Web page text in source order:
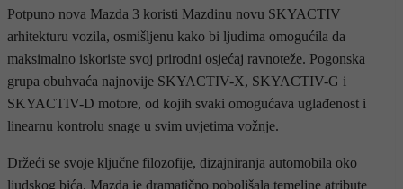
Potpuno nova Mazda 3 koristi Mazdinu novu SKYACTIV
arhitekturu vozila, osmišljenu kako bi ljudima omogućila da
maksimalno iskoriste svoj prirodni osjećaj ravnoteže. Pogonska
grupa obuhvaća najnovije SKYACTIV-X, SKYACTIV-G i
SKYACTIV-D motore, od kojih svaki omogućava uglađenost i
linearnu kontrolu snage u svim uvjetima vožnje.
Držeći se svoje ključne filozofije, dizajniranja automobila oko
ljudskog bića, Mazda je dramatično poboljšala temeljne atribute